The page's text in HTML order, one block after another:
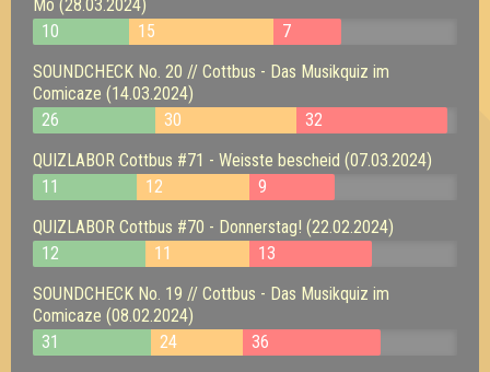
Mo (28.03.2024)
10
15
7
SOUNDCHECK No. 20 // Cottbus - Das Musikquiz im
Comicaze (14.03.2024)
26
30
32
QUIZLABOR Cottbus #71 - Weisste bescheid (07.03.2024)
11
12
9
QUIZLABOR Cottbus #70 - Donnerstag! (22.02.2024)
12
11
13
SOUNDCHECK No. 19 // Cottbus - Das Musikquiz im
Comicaze (08.02.2024)
31
24 36